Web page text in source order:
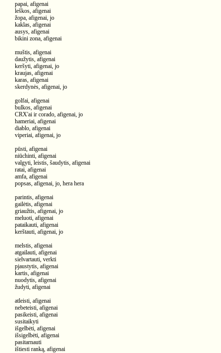
papai, afigenai
leškos, afigenai
žopa, afigenai, jo
kaklas, afigenai
ausys, afigenai
bikini zona, afigenai
muštis, afigenai
daužytis, afigenai
keršyti, afigenai, jo
kraujas, afigenai
karas, afigenai
skerdynės, afigenai, jo
golfai, afigenai
bulkos, afigenai
CRX'ai ir corado, afigenai, jo
hameriai, afigenai
diablo, afigenai
viperiai, afigenai, jo
pūsti, afigenai
niūchinti, afigenai
valgyti, leistis, šaudytis, afigenai
ratai, afigenai
amfa, afigenai
popsas, afigenai, jo, hera hera
parintis, afigenai
gailėtis, afigenai
griaužtis, afigenai, jo
meluoti, afigenai
pataikauti, afigenai
kerštauti, afigenai, jo
melstis, afigenai
atgailauti, afigenai
sielvartauti, verkti
pjaustytis, afigenai
kartis, afigenai
nuodytis, afigenai
žudyti, afigenai
atleisti, afigenai
nebeteisti, afigenai
pasikeisti, afigenai
susitaikyti
išgelbėti, afigenai
išsigelbėti, afigenai
pasitarnauti
ištiesti ranką, afigenai